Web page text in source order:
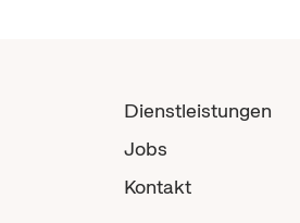
Dienstleistungen
Jobs
Kontakt